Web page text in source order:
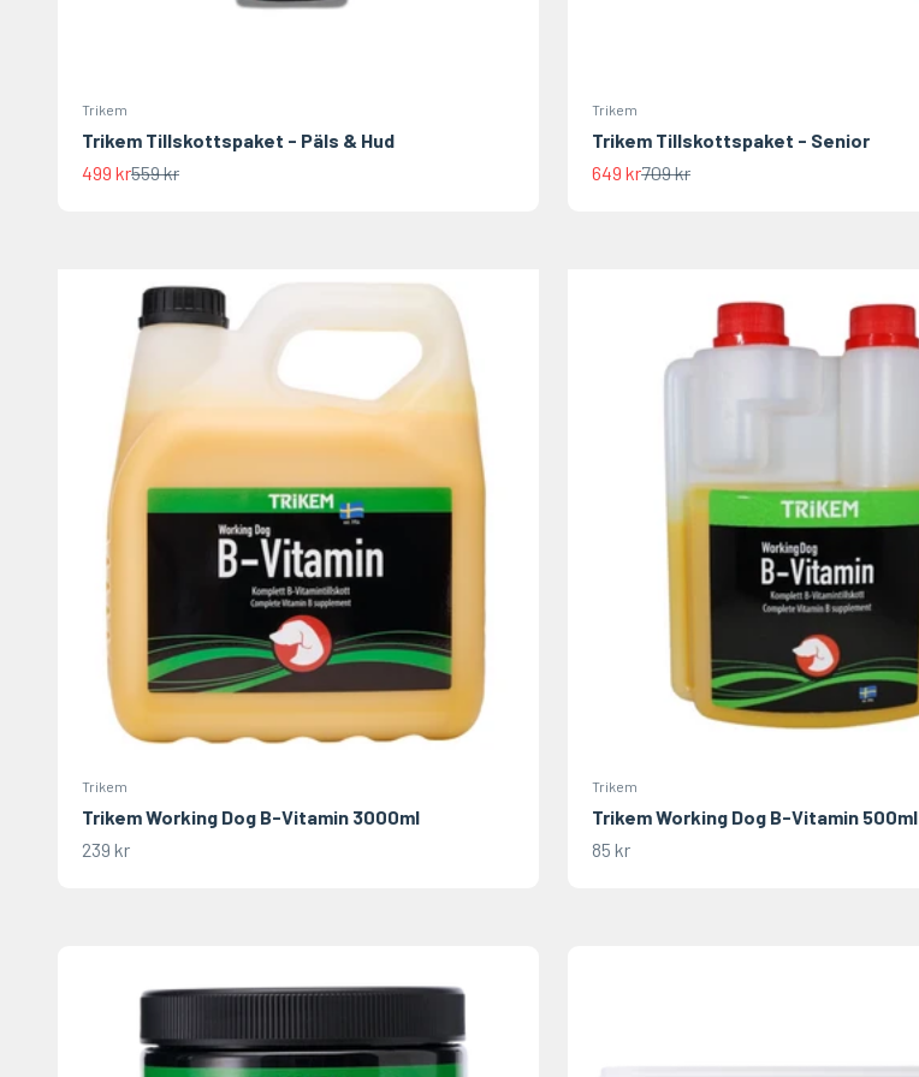
Trikem
Trikem Tillskottspaket - Päls & Hud
REA-pris
499 krPris
559 kr
Trikem
Trikem Tillskottspaket - Senior
REA-pris
649 krPris
709 kr
Trikem
Trikem Working Dog B-Vitamin 3000ml
REA-pris
239 kr
Trikem
Trikem Working Dog B-Vitamin 500ml
REA-pris
85 kr